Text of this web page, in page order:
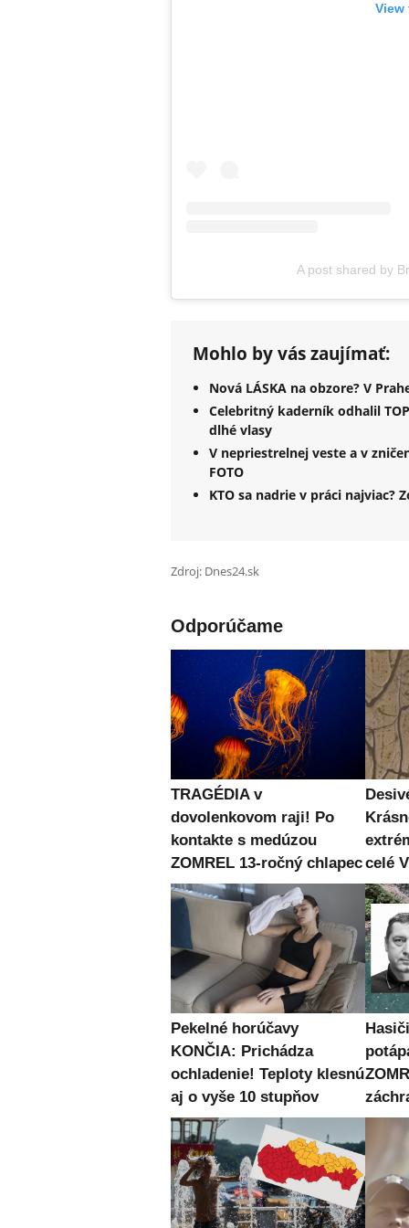
View
A post shared by
Mohlo by vás zaujímať:
Nová LÁSKA na obzore? V
Celebritný kaderník odhalil
dlhé vlasy
V nepriestrelnej veste a v
FOTO
KTO sa nadrie v práci najviac?
Zdroj: Dnes24.sk
Odporúčame
TRAGÉDIA v
dovolenkovom raji! Po
kontakte s medúzou
ZOMREL 13-ročný chlapeccelé
Pekelné horúčavy
KONČIA: Prichádza
ochladenie! Teploty klesnú
aj o vyše 10 stupňov